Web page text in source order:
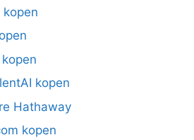
kopen
kopen
Hathaway
kopen